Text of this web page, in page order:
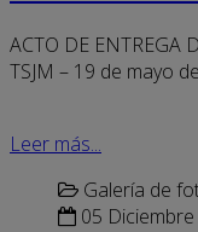
ACTO DE ENTREGA
TSJM – 19 de mayo
Leer más...
Galería de
05